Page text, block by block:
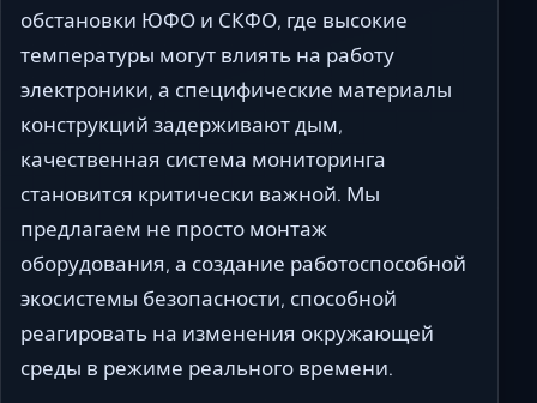
обстановки ЮФО и СКФО, где высокие
температуры могут влиять на работу
электроники, а специфические материалы
конструкций задерживают дым,
качественная система мониторинга
становится критически важной. Мы
предлагаем не просто монтаж
оборудования, а создание работоспособной
экосистемы безопасности, способной
реагировать на изменения окружающей
среды в режиме реального времени.